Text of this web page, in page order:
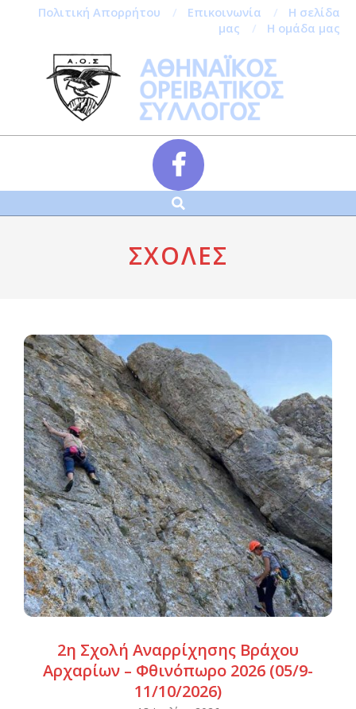
Πολιτική Απορρήτου Επικοινωνία
Η σελίδα
μας
Η ομάδα μας
Αναζήτηση
ΣΧΟΛΈΣ
2η Σχολή Αναρρίχησης Βράχου
Αρχαρίων – Φθινόπωρο 2026 (05/9-
11/10/2026)